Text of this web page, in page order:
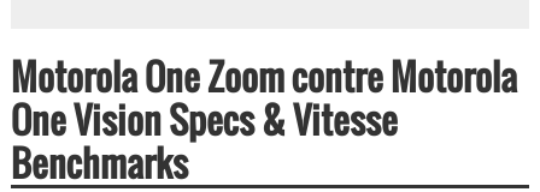
Motorola One Zoom contre Motorola
One Vision Specs & Vitesse
Benchmarks